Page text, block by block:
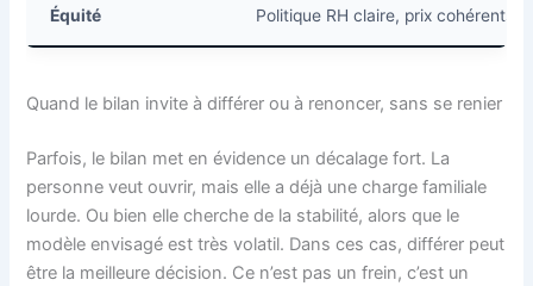
Équité Politique RH claire, prix cohérents,
Quand le bilan invite à différer ou à renoncer, sans se renier
Parfois, le bilan met en évidence un décalage fort. La
personne veut ouvrir, mais elle a déjà une charge familiale
lourde. Ou bien elle cherche de la stabilité, alors que le
modèle envisagé est très volatil. Dans ces cas, différer peut
être la meilleure décision. Ce n’est pas un frein, c’est un